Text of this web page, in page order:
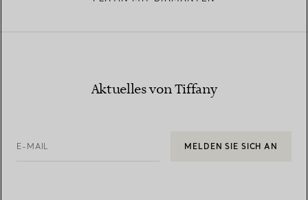
Aktuelles von Tiffany
E-MAIL MELDEN SIE SICH AN